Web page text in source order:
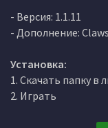
- Версия: 1.1.11
- Дополнение:
Установка:
1. Скачать папку в
2. Играть